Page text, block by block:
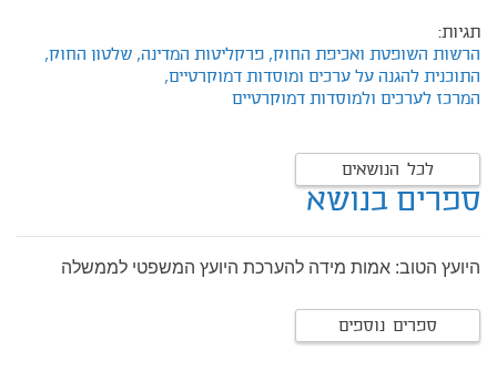
תגיות:
הרשות השופטת ואכיפת החוק, פרקליטות המדינה, שלטון החוק,
התוכנית להגנה על ערכים ומוסדות דמוקרטיים,
המרכז לערכים ולמוסדות דמוקרטיים
לכל הנושאים
ספרים בנושא
היועץ הטוב: אמות מידה להערכת היועץ המשפטי לממשלה
ספרים נוספים